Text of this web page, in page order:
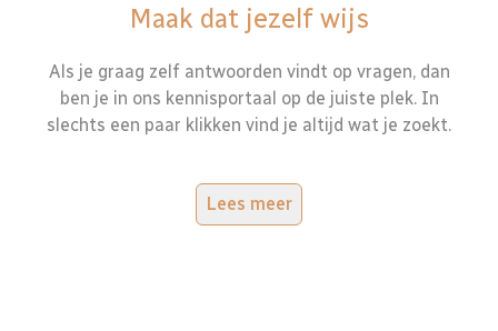
Maak dat jezelf wijs
Als je graag zelf antwoorden vindt op vragen, dan
ben je in ons kennisportaal op de juiste plek. In
slechts een paar klikken vind je altijd wat je zoekt.
Lees meer